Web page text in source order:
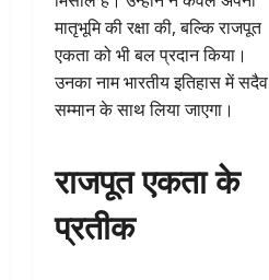
मातृभूमि की रक्षा की, बल्कि राजपूत
एकता को भी बल प्रदान किया।
उनका नाम भारतीय इतिहास में सदैव
सम्मान के साथ लिया जाएगा।
राजपूत एकता के
प्रतीक